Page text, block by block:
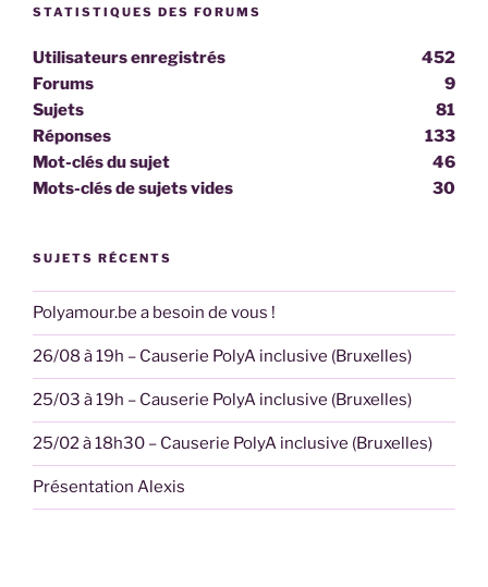
STATISTIQUES DES FORUMS
Utilisateurs enregistrés
452
Forums
9
Sujets
81
Réponses
133
Mot-clés du sujet
46
Mots-clés de sujets vides
30
SUJETS RÉCENTS
Polyamour.be a besoin de vous !
26/08 à 19h – Causerie PolyA inclusive (Bruxelles)
25/03 à 19h – Causerie PolyA inclusive (Bruxelles)
25/02 à 18h30 – Causerie PolyA inclusive (Bruxelles)
Présentation Alexis